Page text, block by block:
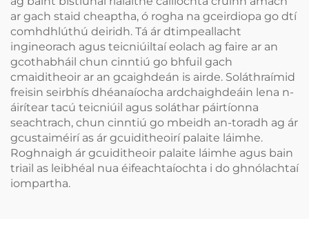
ar gach staid cheaptha, ó rogha na gceirdiopa go dtí
comhdhlúthú deiridh. Tá ár dtimpeallacht
ingineorach agus teicniúiltaí eolach ag faire ar an
gcothabháil chun cinntiú go bhfuil gach
cmaiditheoir ar an gcaighdeán is airde. Soláthraímid
freisin seirbhís dhéanaíocha ardchaighdeáin lena n-
áirítear tacú teicniúil agus soláthar páirtíonna
seachtrach, chun cinntiú go mbeidh an-toradh ag ár
gcustaiméirí as ár gcuiditheoirí palaite láimhe.
Roghnaigh ár gcuiditheoir palaite láimhe agus bain
triail as leibhéal nua éifeachtaíochta i do ghnólachtaí
iompartha.